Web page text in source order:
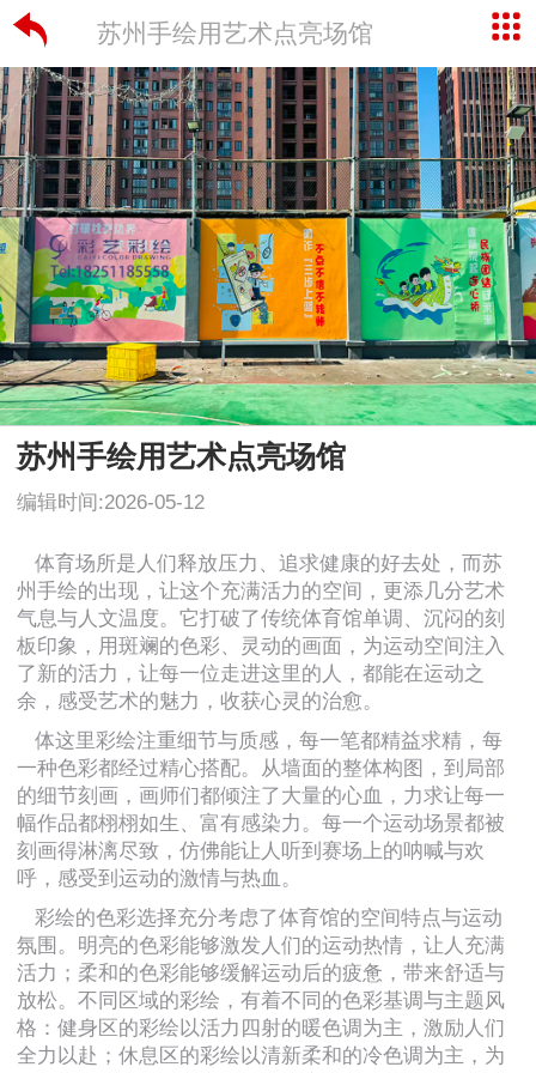
苏州手绘用艺术点亮场馆
苏州手绘用艺术点亮场馆
编辑时间:2026-05-12
体育场所是人们释放压力、追求健康的好去处，而苏
州手绘的出现，让这个充满活力的空间，更添几分艺术
气息与人文温度。它打破了传统体育馆单调、沉闷的刻
板印象，用斑斓的色彩、灵动的画面，为运动空间注入
了新的活力，让每一位走进这里的人，都能在运动之
余，感受艺术的魅力，收获心灵的治愈。
体这里彩绘注重细节与质感，每一笔都精益求精，每
一种色彩都经过精心搭配。从墙面的整体构图，到局部
的细节刻画，画师们都倾注了大量的心血，力求让每一
幅作品都栩栩如生、富有感染力。每一个运动场景都被
刻画得淋漓尽致，仿佛能让人听到赛场上的呐喊与欢
呼，感受到运动的激情与热血。
彩绘的色彩选择充分考虑了体育馆的空间特点与运动
氛围。明亮的色彩能够激发人们的运动热情，让人充满
活力；柔和的色彩能够缓解运动后的疲惫，带来舒适与
放松。不同区域的彩绘，有着不同的色彩基调与主题风
格：健身区的彩绘以活力四射的暖色调为主，激励人们
全力以赴；休息区的彩绘以清新柔和的冷色调为主，为